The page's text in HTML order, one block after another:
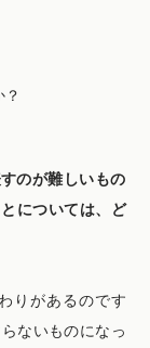
のが難しいもの
については、ど
りがあるのです
ないものになっ